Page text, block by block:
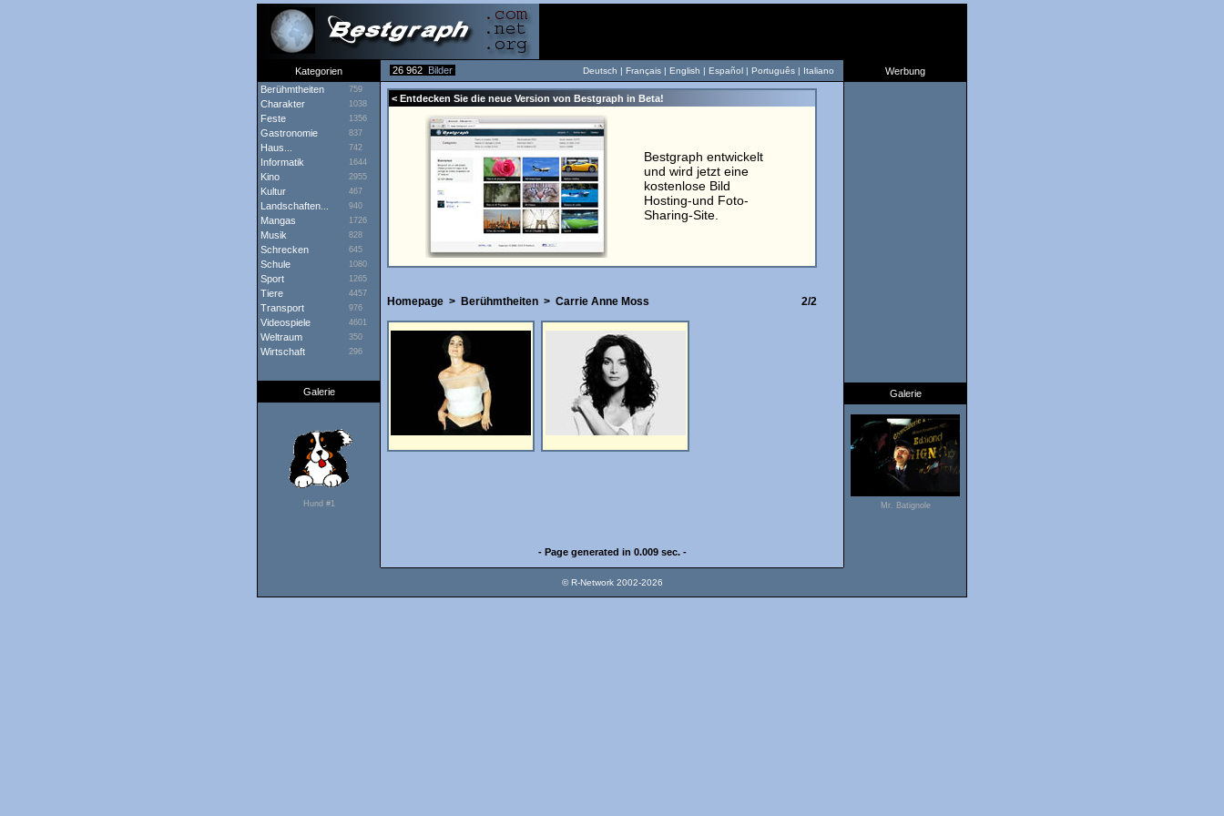
Kategorien 26 962 Bilder Deutsch | Français | English | Español | Português | Italiano
Werbung
Berühmtheiten
759
Charakter 1038
Feste 1356
Gastronomie 837
Haus... 742
Informatik 1644
Kino 2955
Kultur 467
Landschaften... 940
Mangas 1726
Musik 828
Schrecken 645
Schule 1080
Sport 1265
Tiere 4457
Transport 976
Videospiele 4601
Weltraum 350
Wirtschaft 296
Galerie
Hund #1
< Entdecken Sie die neue Version von Bestgraph in Beta!
Bestgraph entwickelt
und wird jetzt eine
kostenlose Bild
Hosting-und Foto-
Sharing-Site.
Homepage > Berühmtheiten > Carrie Anne Moss 2/2
Galerie
Mr. Batignole
- Page generated in 0.009 sec. -
© R-Network 2002-2026